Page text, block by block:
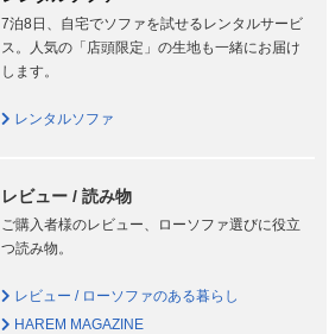
7泊8日、自宅でソファを試せるレンタルサービ
ス。人気の「店頭限定」の生地も一緒にお届け
します。
レンタルソファ
レビュー / 読み物
ご購入者様のレビュー、ローソファ選びに役立
つ読み物。
レビュー / ローソファのある暮らし
HAREM MAGAZINE